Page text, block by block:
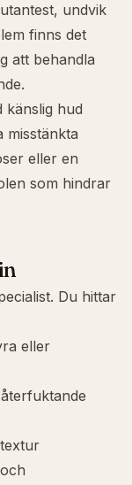
undvik
finns det
att behandla
känslig hud
misstänkta
eller en
som hindrar
Du hittar
eller